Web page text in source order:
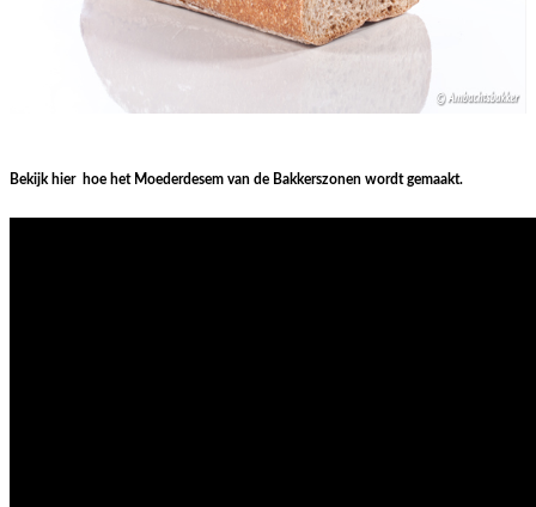
Bekijk hier hoe het Moederdesem van de Bakkerszonen wordt gemaakt.